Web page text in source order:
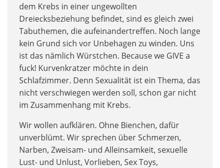
dem Krebs in einer ungewollten
Dreiecksbeziehung befindet, sind es gleich zwei
Tabuthemen, die aufeinandertreffen. Noch lange
kein Grund sich vor Unbehagen zu winden. Uns
ist das nämlich Würstchen. Because we GIVE a
fuck! Kurvenkratzer möchte in dein
Schlafzimmer. Denn Sexualität ist ein Thema, das
nicht verschwiegen werden soll, schon gar nicht
im Zusammenhang mit Krebs.
Wir wollen aufklären. Ohne Bienchen, dafür
unverblümt. Wir sprechen über Schmerzen,
Narben, Zweisam- und Alleinsamkeit, sexuelle
Lust- und Unlust, Vorlieben, Sex Toys,